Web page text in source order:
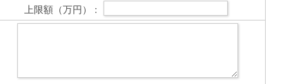
上限額（万円） :